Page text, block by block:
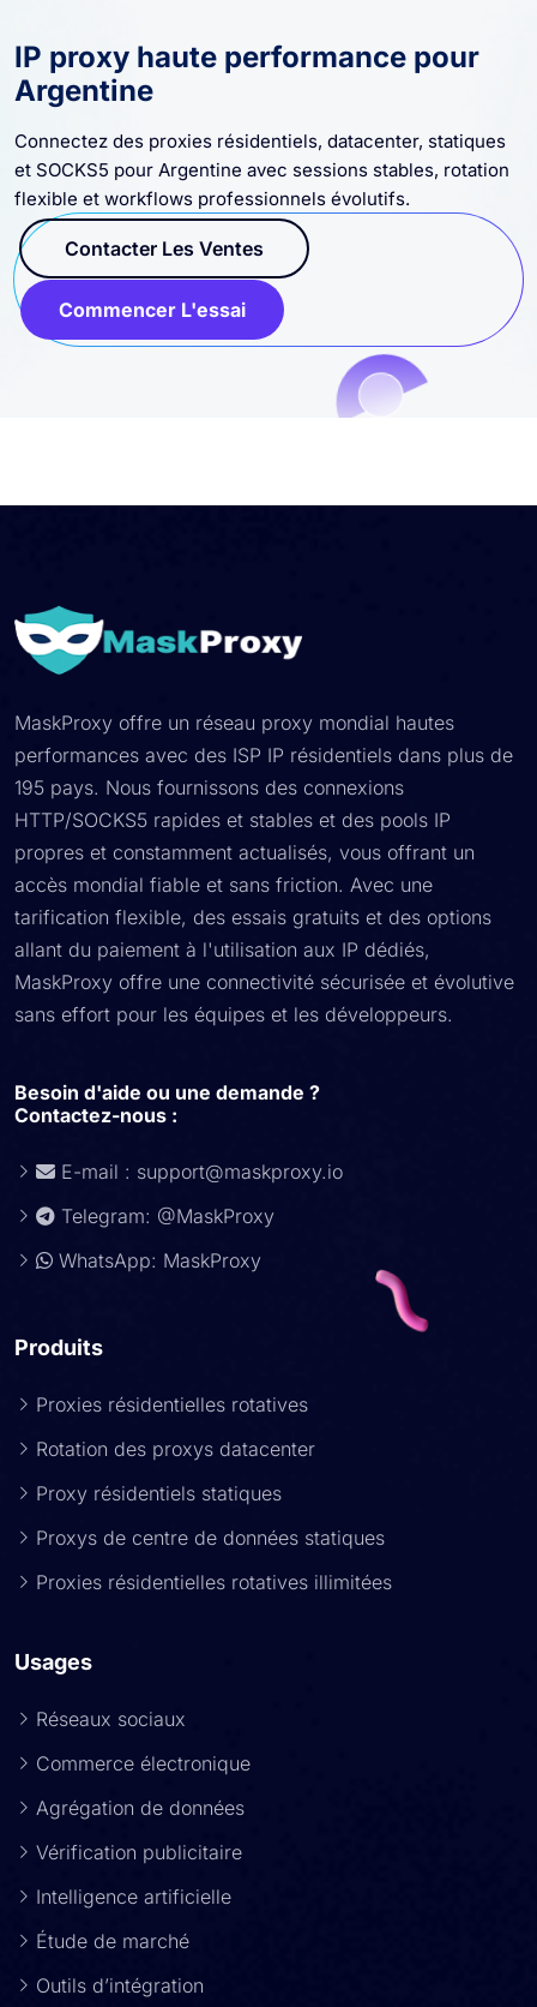
IP proxy haute performance pour
Argentine
Connectez des proxies résidentiels, datacenter, statiques
et SOCKS5 pour Argentine avec sessions stables, rotation
flexible et workflows professionnels évolutifs.
Contacter Les Ventes
Commencer L'essai
MaskProxy offre un réseau proxy mondial hautes
performances avec des ISP IP résidentiels dans plus de
195 pays. Nous fournissons des connexions
HTTP/SOCKS5 rapides et stables et des pools IP
propres et constamment actualisés, vous offrant un
accès mondial fiable et sans friction. Avec une
tarification flexible, des essais gratuits et des options
allant du paiement à l'utilisation aux IP dédiés,
MaskProxy offre une connectivité sécurisée et évolutive
sans effort pour les équipes et les développeurs.
Besoin d'aide ou une demande ?
Contactez-nous :
E-mail : support@maskproxy.io
Telegram: @MaskProxy
WhatsApp: MaskProxy
Produits
Proxies résidentielles rotatives
Rotation des proxys datacenter
Proxy résidentiels statiques
Proxys de centre de données statiques
Proxies résidentielles rotatives illimitées
Usages
Réseaux sociaux
Commerce électronique
Agrégation de données
Vérification publicitaire
Intelligence artificielle
Étude de marché
Outils d’intégration